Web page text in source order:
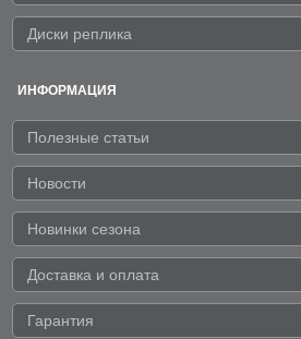
Диски реплика
ИНФОРМАЦИЯ
Полезные статьи
Новости
Новинки сезона
Доставка и оплата
Гарантия